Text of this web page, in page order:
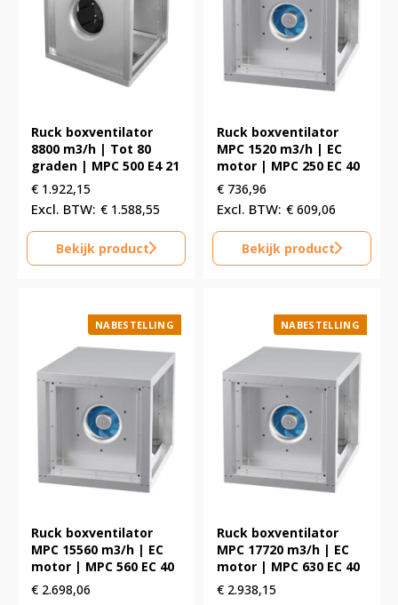
Ruck boxventilator
8800 m3/h | Tot 80
graden | MPC 500 E4 21
€ 1.922,15
€ 1.588,55
Bekijk product
Ruck boxventilator
MPC 1520 m3/h | EC
motor | MPC 250 EC 40
€ 736,96
€ 609,06
Bekijk product
NABESTELLING
Ruck boxventilator
MPC 15560 m3/h | EC
motor | MPC 560 EC 40
€ 2.698,06
NABESTELLING
Ruck boxventilator
MPC 17720 m3/h | EC
motor | MPC 630 EC 40
€ 2.938,15